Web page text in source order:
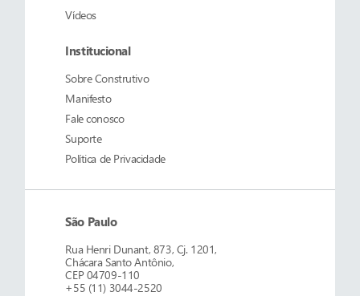
Vídeos
Institucional
SobreConstrutivo
Manifesto
Fale conosco
Suporte
Política de Privacidade
São Paulo
Rua Henri Dunant, 873, Cj. 1201,
Chácara Santo Antônio,
CEP 04709-110
+55 (11) 3044-2520